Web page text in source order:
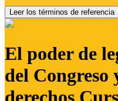
Leer los términos de referencia
El poder de
del Congreso
derechos